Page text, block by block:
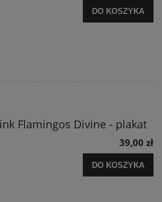
DO KOSZYKA
Flamingos Divine - plakat
39,00 zł
DO KOSZYKA